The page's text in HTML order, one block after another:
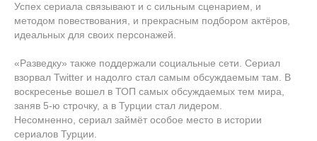
Успех сериала связывают и с сильным сценарием, и
методом повествования, и прекрасным подбором актёров,
идеальных для своих персонажей.
«Разведку» также поддержали социальные сети. Сериал
взорвал Twitter и надолго стал самым обсуждаемым там. В
воскресенье вошел в ТОП самых обсуждаемых тем мира,
заняв 5-ю строчку, а в Турции стал лидером.
Несомненно, сериал займёт особое место в истории
сериалов Турции.